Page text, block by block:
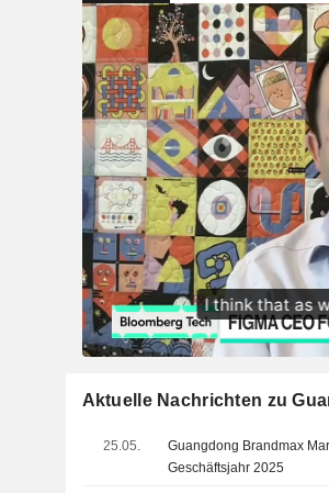
Aktuelle Nachrichten zu
25.05.
Guangdong Brandmax
Geschäftsjahr 2025